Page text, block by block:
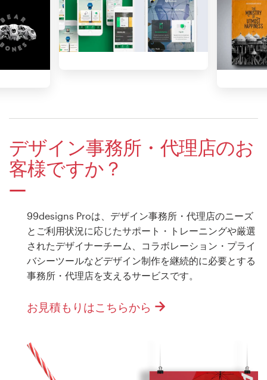
デザイン事務所・代理店のお
客様ですか？
99designs Proは、デザイン事務所・代理店のニーズ
とご利用状況に応じたサポート・トレーニングや厳選
されたデザイナーチーム、コラボレーション・プライ
バシーツールなどデザイン制作を継続的に必要とする
事務所・代理店を支えるサービスです。
お見積もりはこちらから